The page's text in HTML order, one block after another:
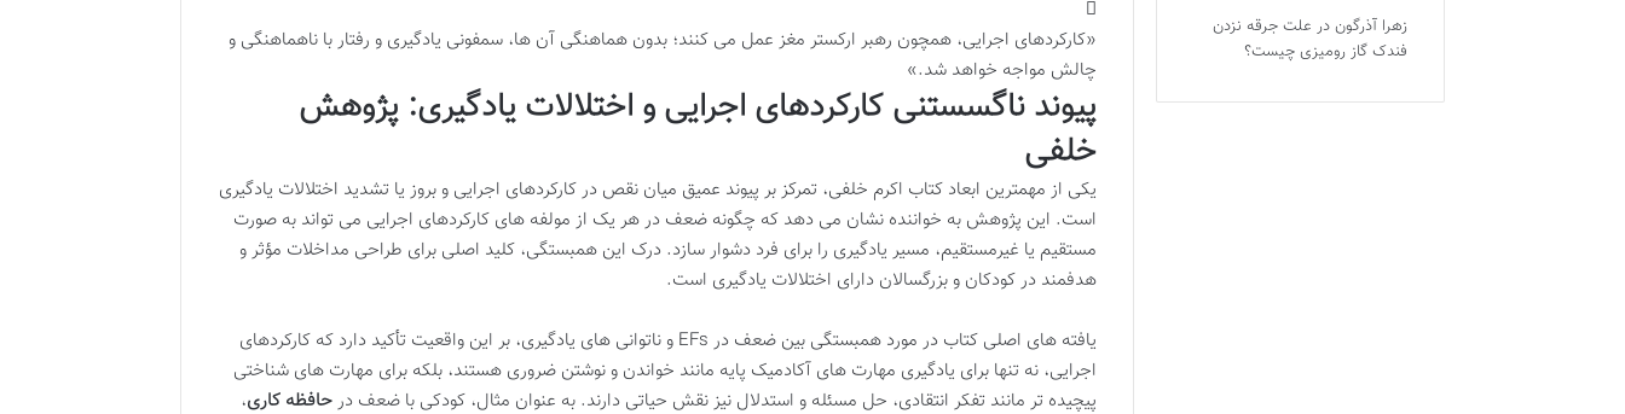
«کارکردهای اجرایی، همچون رهبر ارکستر مغز عمل می کنند؛ بدون هماهنگی آن ها، سمفونی یادگیری و رفتار با ناهماهنگی و
چالش مواجه خواهد شد.»
پیوند ناگسستنی کارکردهای اجرایی و اختلالات یادگیری: پژوهش
خلفی
یکی از مهمترین ابعاد کتاب اکرم خلفی، تمرکز بر پیوند عمیق میان نقص در کارکردهای اجرایی و بروز یا تشدید اختلالات یادگیری
است. این پژوهش به خواننده نشان می دهد که چگونه ضعف در هر یک از مولفه های کارکردهای اجرایی می تواند به صورت
مستقیم یا غیرمستقیم، مسیر یادگیری را برای فرد دشوار سازد. درک این همبستگی، کلید اصلی برای طراحی مداخلات مؤثر و
هدفمند در کودکان و بزرگسالان دارای اختلالات یادگیری است.
یافته های اصلی کتاب در مورد همبستگی بین ضعف در EFs و ناتوانی های یادگیری، بر این واقعیت تأکید دارد که کارکردهای
اجرایی، نه تنها برای یادگیری مهارت های آکادمیک پایه مانند خواندن و نوشتن ضروری هستند، بلکه برای مهارت های شناختی
پیچیده تر مانند تفکر انتقادی، حل مسئله و استدلال نیز نقش حیاتی دارند. به عنوان مثال، کودکی با ضعف درحافظه کاری،
زهرا آذرگون در علت جرقه نزدن
فندک گاز رومیزی چیست؟